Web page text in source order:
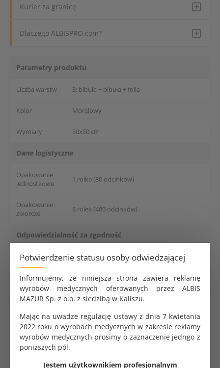
Potwierdzenie statusu osoby odwiedzającej
Informujemy, że niniejsza strona zawiera reklamę
wyrobów medycznych oferowanych przez ALBIS
MAZUR Sp. z o.o. z siedzibą w Kaliszu.
Mając na uwadze regulację ustawy z dnia 7 kwietania
2022 roku o wyrobach medycznych w zakresie reklamy
wyrobów medycznych prosimy o zaznaczenie jedngo z
poniższych pól.
Jestem użytkownikiem profesjonalnym
Kurier za granicę
Dlaczego ALBISPRO.com?
Parametry produktu
Liczba warstw 3: bibuła + bibuła + folia
Kolor Morelowy
Wymiary 50x50 cm
Dane logistyczne
Opakowanie
jednostkowe
1 rolka (80 odcinków)
Opakowanie
zbiorcze
6 rolek (480 odcinków)
Odpowiedzialność za zgodność
Producent
Weber & Weber Sp. z o.o., Puńców,
Cieszyńska 229, 43-400 Cieszyn, Polska
Adres e-mail [email protected]
MedixPro serwety medyczne bibułowo - foliowe. Trzy
warstwy bibuła - bibuła - folia. Rolka 50 cm x 50 cm. 80
sztuk na rolce. Nieprzemakalne. Kolor różowy.
Opakowanie zbiorcze 6 rolek. Jednostka zakupu 1 rolka.